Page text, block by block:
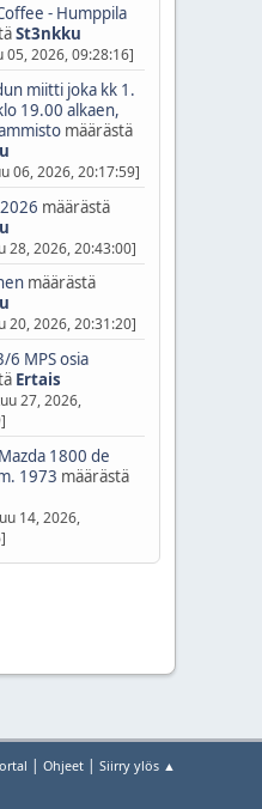
- Humppila
St3nkku
05, 2026, 09:28:16]
miitti joka kk 1.
19.00 alkaen,
määrästä
06, 2026, 20:17:59]
määrästä
28, 2026, 20:43:00]
määrästä
20, 2026, 20:31:20]
6 MPS osia
Ertais
27, 2026,
1800 de
1973 määrästä
14, 2026,
| Ohjeet | Siirry ylös ▲